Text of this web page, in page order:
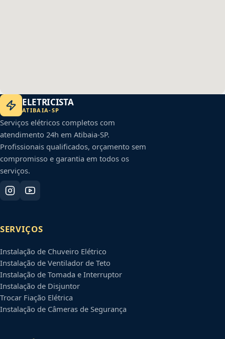
ELETRICISTA
ATIBAIA-SP
Serviços elétricos completos com
atendimento 24h em Atibaia-SP.
Profissionais qualificados, orçamento sem
compromisso e garantia em todos os
serviços.
SERVIÇOS
Instalação de Chuveiro Elétrico
Instalação de Ventilador de Teto
Instalação de Tomada e Interruptor
Instalação de Disjuntor
Trocar Fiação Elétrica
Instalação de Câmeras de Segurança